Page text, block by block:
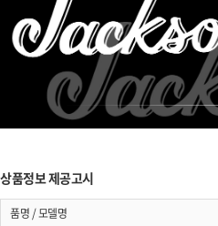
상품정보 제공고시
품명 / 모델명